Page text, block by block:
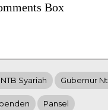
Box
Syariah Gubernur
Pansel